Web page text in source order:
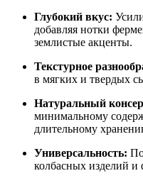
Глубокий вкус:
добавляя нотки
землистые акценты.
Текстурное
в мягких и твердых
Натуральный
минимальному
длительному
Универсальность:
колбасных изделий